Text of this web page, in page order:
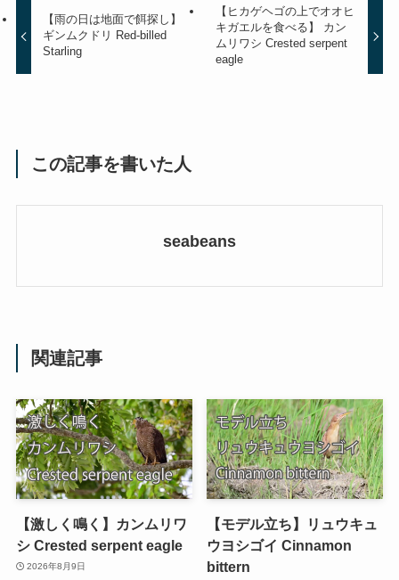
【雨の日は地面で餌探し】
ギンムクドリ Red-billed
Starling
【ヒカゲヘゴの上でオオヒ
キガエルを食べる】 カン
ムリワシ Crested serpent
eagle
この記事を書いた人
seabeans
関連記事
【激しく鳴く】カンムリワ
シ Crested serpent eagle
2026年8月9日
【モデル立ち】リュウキュ
ウヨシゴイ Cinnamon
bittern